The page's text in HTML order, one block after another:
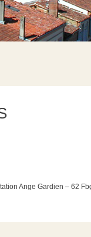
Ange Gardien – 62